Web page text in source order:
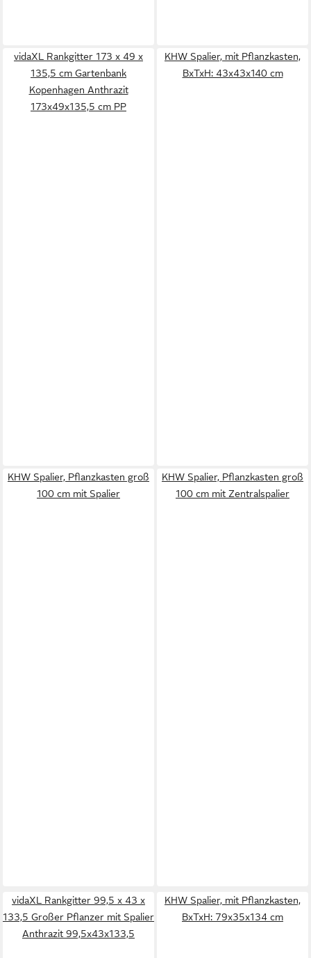
vidaXL Rankgitter 173 x 49 x
135,5 cm Gartenbank
Kopenhagen Anthrazit
173x49x135,5 cm PP
KHW Spalier, mit Pflanzkasten,
BxTxH: 43x43x140 cm
KHW Spalier, Pflanzkasten groß
100 cm mit Spalier
KHW Spalier, Pflanzkasten groß
100 cm mit Zentralspalier
vidaXL Rankgitter 99,5 x 43 x
133,5 Großer Pflanzer mit Spalier
Anthrazit 99,5x43x133,5
KHW Spalier, mit Pflanzkasten,
BxTxH: 79x35x134 cm